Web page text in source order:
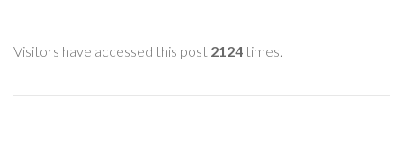
Visitors have accessed this post 2124 times.